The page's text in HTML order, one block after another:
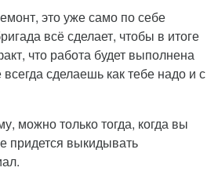
это уже само по себе
всё сделает, чтобы в итоге
что работа будет выполнена
сделаешь как тебе надо и с
можно только тогда, когда вы
придется выкидывать